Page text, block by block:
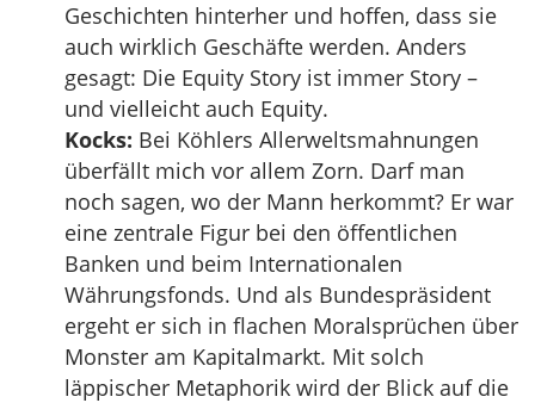
Geschichten hinterher und hoffen, dass sie
auch wirklich Geschäfte werden. Anders
gesagt: Die Equity Story ist immer Story –
und vielleicht auch Equity.
Kocks: Bei Köhlers Allerweltsmahnungen
überfällt mich vor allem Zorn. Darf man
noch sagen, wo der Mann herkommt? Er war
eine zentrale Figur bei den öffentlichen
Banken und beim Internationalen
Währungsfonds. Und als Bundespräsident
ergeht er sich in flachen Moralsprüchen über
Monster am Kapitalmarkt. Mit solch
läppischer Metaphorik wird der Blick auf die